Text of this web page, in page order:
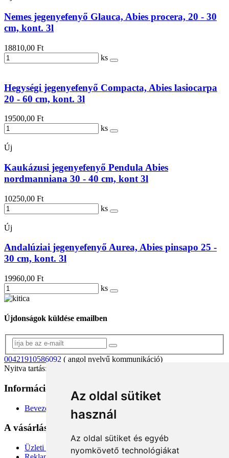
Az oldal sütiket
használ
Az oldal sütiket és egyéb
nyomkövető technológiákat
Nemes jegenyefenyő Glauca, Abies procera, 20 - 30
cm, kont. 3l
18810,00 Ft
ks
Hegységi jegenyefenyő Compacta, Abies lasiocarpa
20 - 60 cm, kont. 3l
19500,00 Ft
ks
Új
Kaukázusi jegenyefenyő Pendula Abies
nordmanniana 30 - 40 cm, kont 3l
10250,00 Ft
ks
Új
Andalúziai jegenyefenyő Aurea, Abies pinsapo 25 -
30 cm, kont. 3l
19960,00 Ft
ks
Újdonságok küldése emailben
00421910586092 ( angol nyelvű kommunikáció)
Nyitva tartás: 8.00 – 16.00 (hétfő-péntek)
Információk
Bevezetés
A vásárlásról
Üzleti feltételek